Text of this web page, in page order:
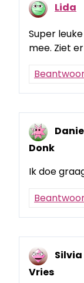
Lida
Super
mee. Ziet
Donk
Ik doe
Vries